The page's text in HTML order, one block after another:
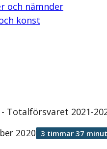
och nämnder
konst
2021-
2020 3 timmar 37